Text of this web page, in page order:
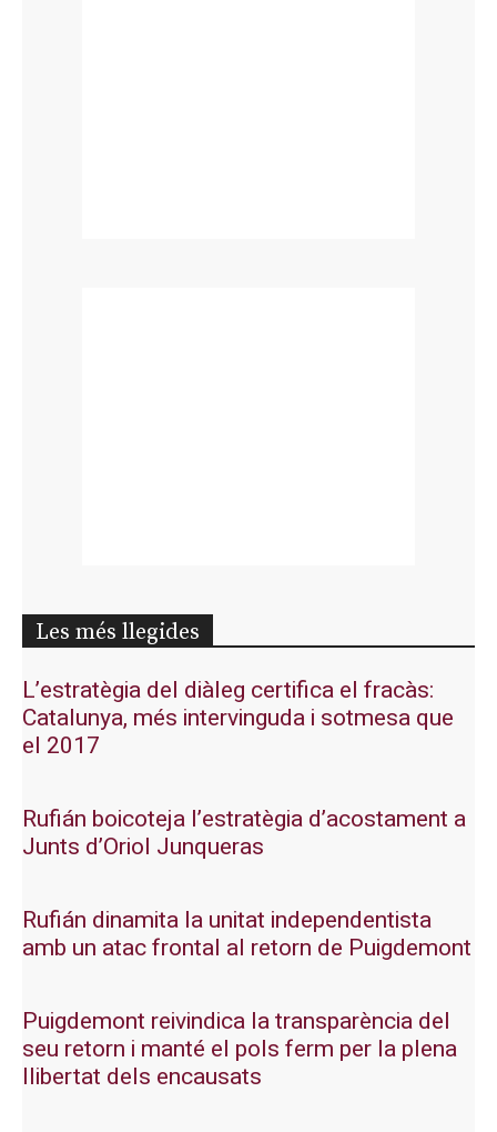
Les més llegides
L’estratègia del diàleg certifica el fracàs:
Catalunya, més intervinguda i sotmesa que
el 2017
Rufián boicoteja l’estratègia d’acostament a
Junts d’Oriol Junqueras
Rufián dinamita la unitat independentista
amb un atac frontal al retorn de Puigdemont
Puigdemont reivindica la transparència del
seu retorn i manté el pols ferm per la plena
llibertat dels encausats